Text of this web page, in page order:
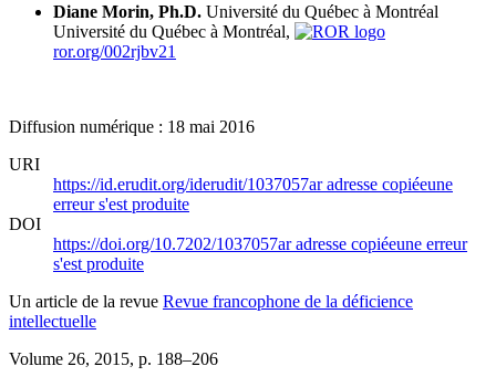
Diane Morin, Ph.D. Université du Québec à Montréal
Université du Québec à Montréal,
ror.org/002rjbv21
Diffusion numérique : 18 mai 2016
URI
https://id.erudit.org/iderudit/1037057aradresse copiéeune
erreur s'est produite
DOI
https://doi.org/10.7202/1037057aradresse copiéeune erreur
s'est produite
Un article de la revue Revue francophone de la déficience
intellectuelle
Volume 26, 2015, p. 188–206